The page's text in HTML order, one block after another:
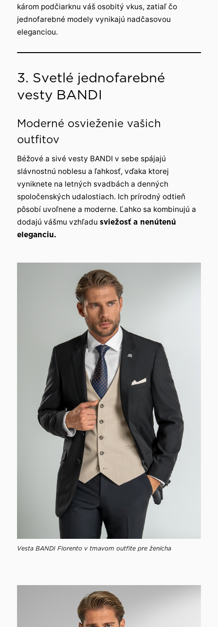
károm podčiarknu váš osobitý vkus, zatiaľ čo
jednofarebné modely vynikajú nadčasovou
eleganciou.
3. Svetlé jednofarebné
vesty BANDI
Moderné osvieženie vašich
outfitov
Béžové a sivé vesty BANDI v sebe spájajú
slávnostnú noblesu a ľahkosť, vďaka ktorej
vyniknete na letných svadbách a denných
spoločenských udalostiach. Ich prírodný odtieň
pôsobí uvoľnene a moderne. Ľahko sa kombinujú a
dodajú vášmu vzhľadu sviežosť a nenútenú
eleganciu.
Vesta BANDI Fiorento v tmavom outfite pre ženícha